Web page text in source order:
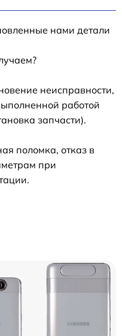
нами детали
неисправности,
работой
запчасти).
поломка, отказ в
при